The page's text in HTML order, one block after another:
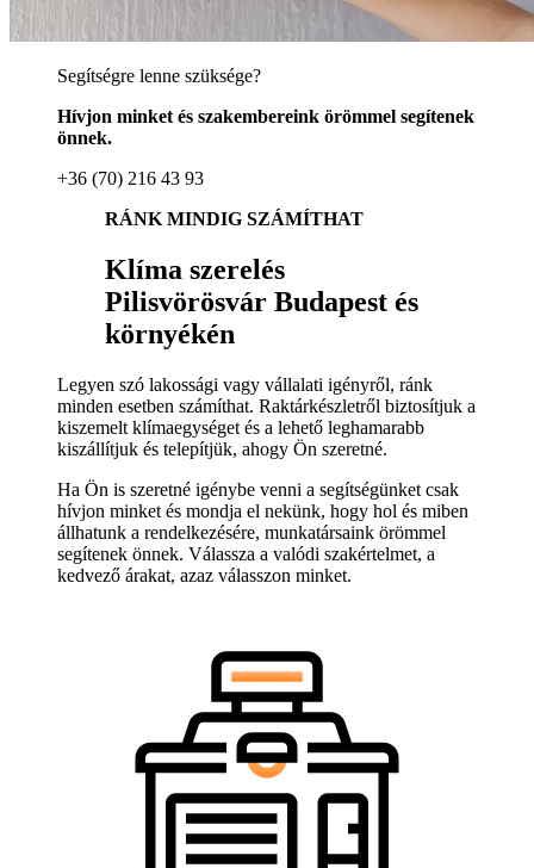
Segítségre lenne szüksége?
Hívjon minket és szakembereink örömmel segítenek
önnek.
+36 (70) 216 43 93
RÁNK MINDIG SZÁMÍTHAT
Klíma szerelés
Pilisvörösvár Budapest és
környékén
Legyen szó lakossági vagy vállalati igényről, ránk
minden esetben számíthat. Raktárkészletről biztosítjuk a
kiszemelt klímaegységet és a lehető leghamarabb
kiszállítjuk és telepítjük, ahogy Ön szeretné.
Ha Ön is szeretné igénybe venni a segítségünket csak
hívjon minket és mondja el nekünk, hogy hol és miben
állhatunk a rendelkezésére, munkatársaink örömmel
segítenek önnek. Válassza a valódi szakértelmet, a
kedvező árakat, azaz válasszon minket.